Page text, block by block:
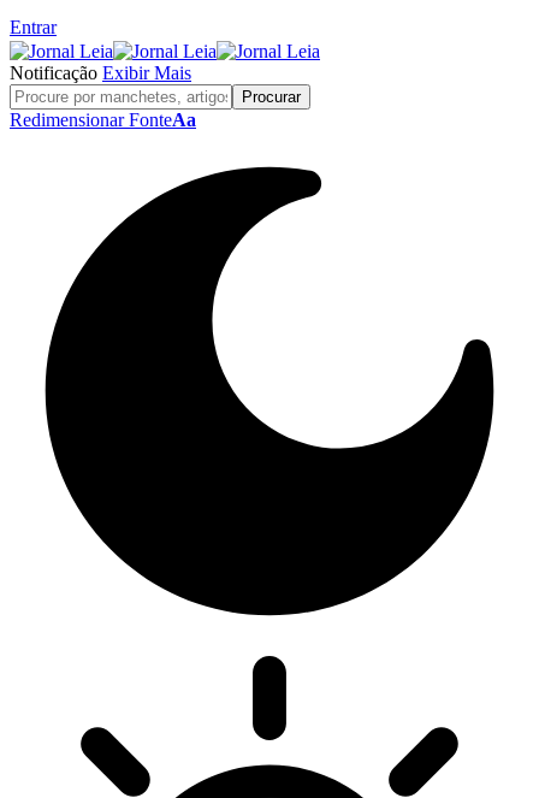
Entrar
Notificação Exibir Mais
Redimensionar FonteAa